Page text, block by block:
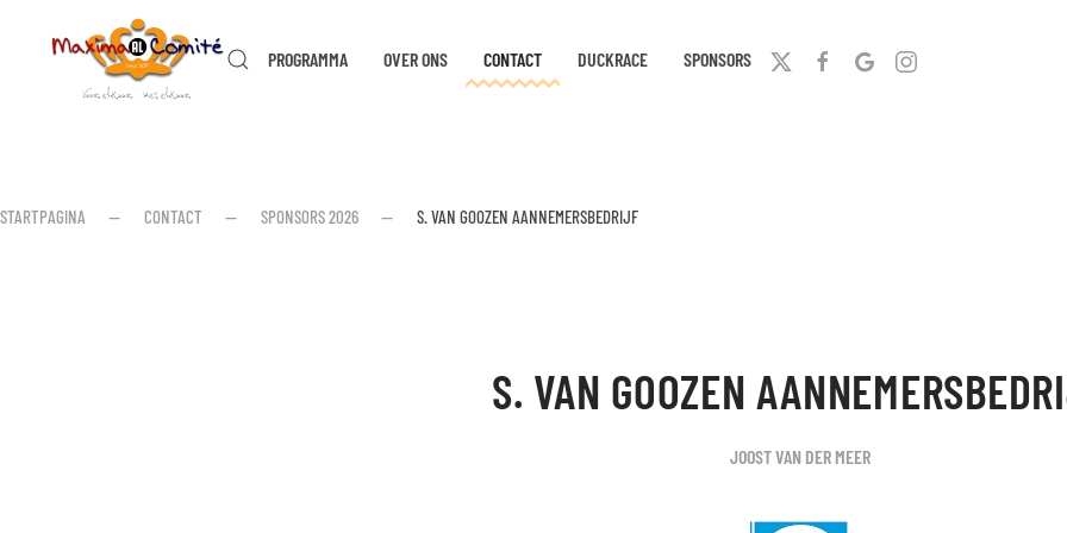
Skip to main content PROGRAMMA OVER ONS CONTACT DUCKRACE SPONSORS
STARTPAGINA CONTACT SPONSORS 2026 S. VAN GOOZEN AANNEMERSBEDRIJF
S. VAN GOOZEN
JOOST VAN DER MEER